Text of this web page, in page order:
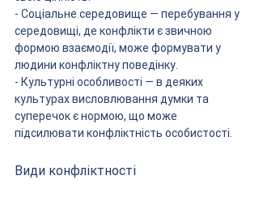
- Соціальне середовище — перебування у
середовищі, де конфлікти є звичною
формою взаємодії, може формувати у
людини конфліктну поведінку.
- Культурні особливості — в деяких
культурах висловлювання думки та
суперечок є нормою, що може
підсилювати конфліктність особистості.
Види конфліктності